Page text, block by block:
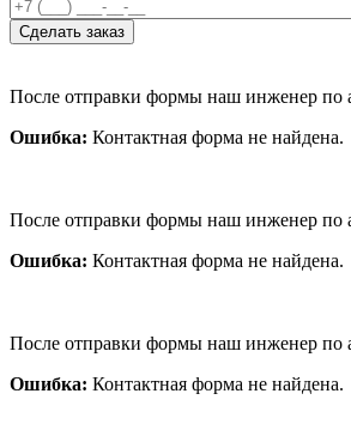
После отправки формы наш инженер по
Ошибка: Контактная форма не найдена.
После отправки формы наш инженер по
Ошибка: Контактная форма не найдена.
После отправки формы наш инженер по
Ошибка: Контактная форма не найдена.